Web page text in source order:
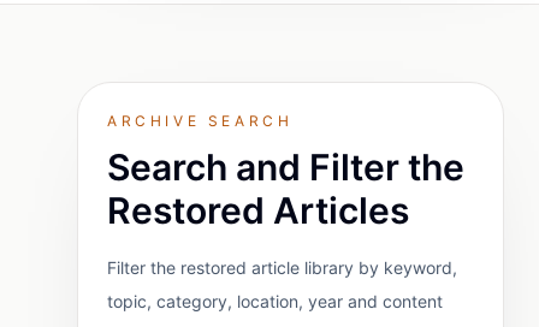
ARCHIVE SEARCH
Search and Filter the
Restored Articles
Filter the restored article library by keyword,
topic, category, location, year and content